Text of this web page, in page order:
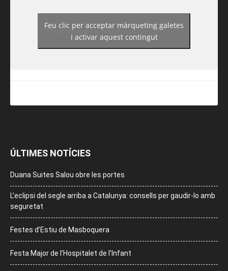
https://www.facebook.com/guiadereus/
Feu clic per acceptar màrqueting galetes
i activar aquest contingut
ÚLTIMES NOTÍCIES
Duana Suites Salou obre les portes
L’eclipsi del segle arriba a Catalunya: consells per gaudir-lo amb
seguretat
Festes d’Estiu de Masboquera
Festa Major de l’Hospitalet de l’Infant